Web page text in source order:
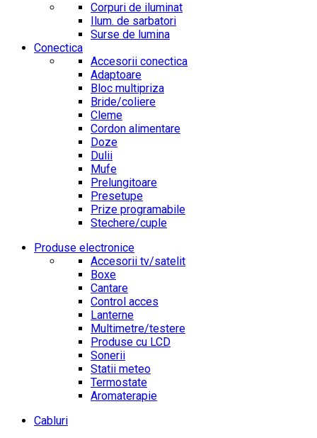
Corpuri de iluminat
Ilum. de sarbatori
Surse de lumina
Conectica
Accesorii conectica
Adaptoare
Bloc multipriza
Bride/coliere
Cleme
Cordon alimentare
Doze
Dulii
Mufe
Prelungitoare
Presetupe
Prize programabile
Stechere/cuple
Produse electronice
Accesorii tv/satelit
Boxe
Cantare
Control acces
Lanterne
Multimetre/testere
Produse cu LCD
Sonerii
Statii meteo
Termostate
Aromaterapie
Cabluri